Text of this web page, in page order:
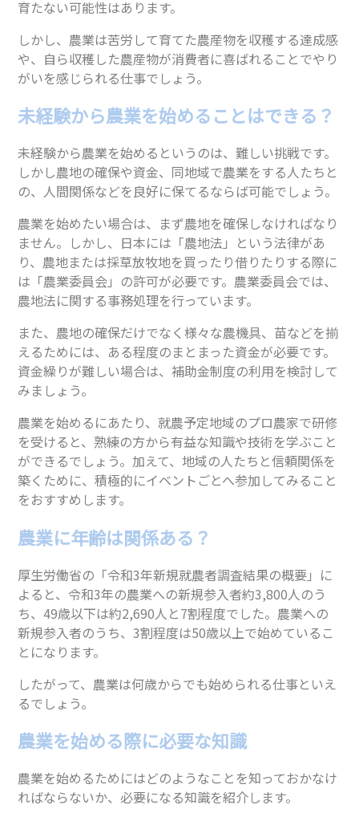
育たない可能性はあります。
しかし、農業は苦労して育てた農産物を収穫する達成感
や、自ら収穫した農産物が消費者に喜ばれることでやり
がいを感じられる仕事でしょう。
未経験から農業を始めることはできる？
未経験から農業を始めるというのは、難しい挑戦です。
しかし農地の確保や資金、同地域で農業をする人たちと
の、人間関係などを良好に保てるならば可能でしょう。
農業を始めたい場合は、まず農地を確保しなければなり
ません。しかし、日本には「農地法」という法律があ
り、農地または採草放牧地を買ったり借りたりする際に
は「農業委員会」の許可が必要です。農業委員会では、
農地法に関する事務処理を行っています。
また、農地の確保だけでなく様々な農機具、苗などを揃
えるためには、ある程度のまとまった資金が必要です。
資金繰りが難しい場合は、補助金制度の利用を検討して
みましょう。
農業を始めるにあたり、就農予定地域のプロ農家で研修
を受けると、熟練の方から有益な知識や技術を学ぶこと
ができるでしょう。加えて、地域の人たちと信頼関係を
築くために、積極的にイベントごとへ参加してみること
をおすすめします。
農業に年齢は関係ある？
厚生労働省の「令和3年新規就農者調査結果の概要」に
よると、令和3年の農業への新規参入者約3,800人のう
ち、49歳以下は約2,690人と7割程度でした。農業への
新規参入者のうち、3割程度は50歳以上で始めているこ
とになります。
したがって、農業は何歳からでも始められる仕事といえ
るでしょう。
農業を始める際に必要な知識
農業を始めるためにはどのようなことを知っておかなけ
ればならないか、必要になる知識を紹介します。